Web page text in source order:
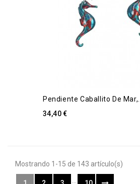
Pendiente Caballito De Mar,...
34,40 €
Mostrando 1-15 de 143 artículo(s)